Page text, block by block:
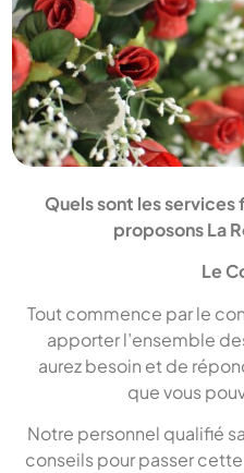
Quels sont les services
proposons La
Le
Tout commence par le
apporter l’ensemble
aurez besoin et de
que vous
Notre personnel qualifié
conseils pour passer